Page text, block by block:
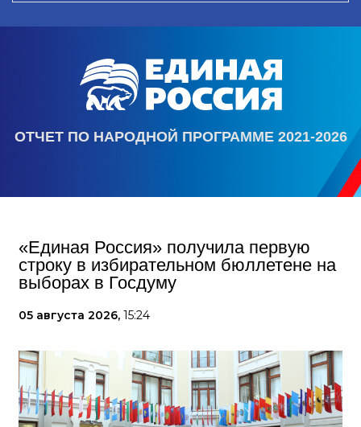
ОТЧЕТ ПО НАРОДНОЙ ПРОГРАММЕ 2021-2026
«Единая Россия» получила первую
строку в избирательном бюллетене на
выборах в Госдуму
05 августа 2026, 15:24